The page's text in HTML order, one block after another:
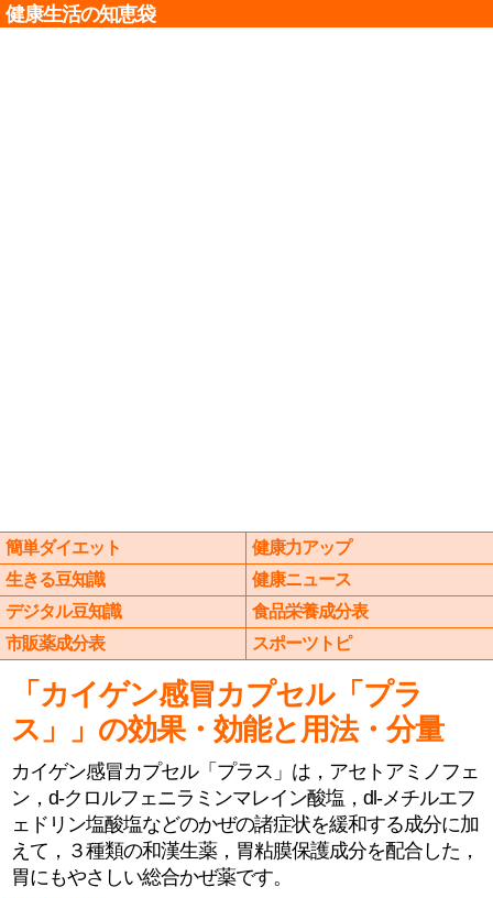
健康生活の知恵袋
簡単ダイエット
健康力アップ
生きる豆知識
健康ニュース
デジタル豆知識
食品栄養成分表
市販薬成分表
スポーツトピ
「カイゲン感冒カプセル「プラ
ス」」の効果・効能と用法・分量
カイゲン感冒カプセル「プラス」は，アセトアミノフェ
ン，d-クロルフェニラミンマレイン酸塩，dl-メチルエフ
ェドリン塩酸塩などのかぜの諸症状を緩和する成分に加
えて，３種類の和漢生薬，胃粘膜保護成分を配合した，
胃にもやさしい総合かぜ薬です。